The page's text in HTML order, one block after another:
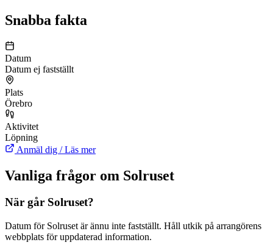
Snabba fakta
Datum
Datum ej fastställt
Plats
Örebro
Aktivitet
Löpning
Anmäl dig / Läs mer
Vanliga frågor om Solruset
När går Solruset?
Datum för Solruset är ännu inte fastställt. Håll utkik på arrangörens
webbplats för uppdaterad information.